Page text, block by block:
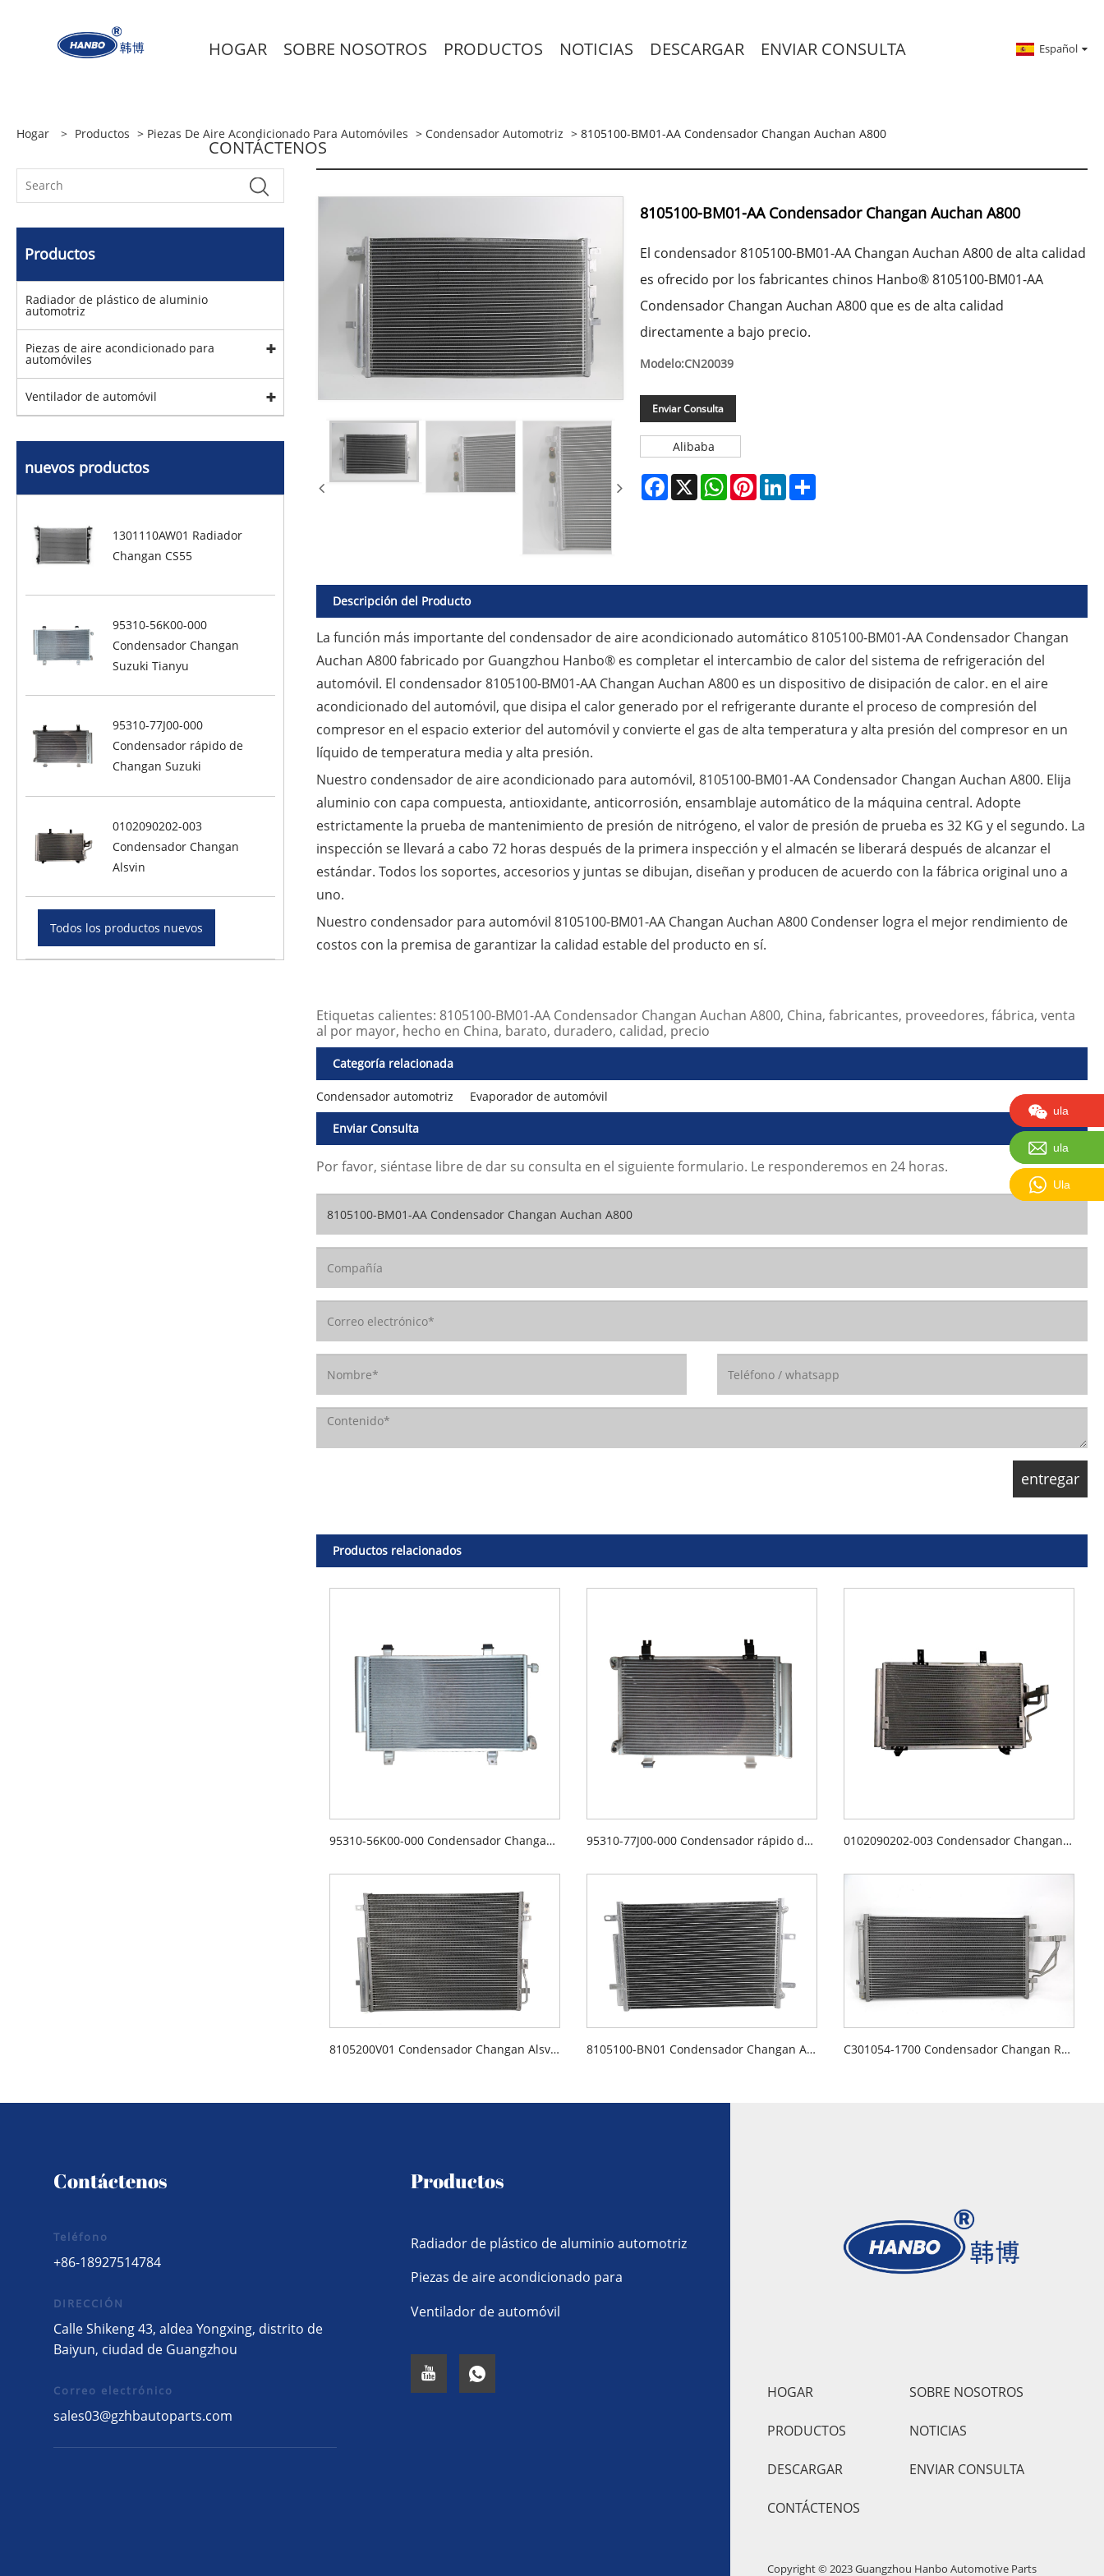
HOGAR SOBRE NOSOTROS PRODUCTOS NOTICIAS DESCARGAR ENVIAR CONSULTA
CONTÁCTENOS
Español
Hogar > Productos > Piezas De Aire Acondicionado Para Automóviles > Condensador Automotriz > 8105100-BM01-AA Condensador Changan Auchan A800
Productos
Radiador de plástico de aluminio
automotriz
Piezas de aire acondicionado para
automóviles
Ventilador de automóvil
nuevos productos
1301110AW01 Radiador
Changan CS55
95310-56K00-000
Condensador Changan
Suzuki Tianyu
95310-77J00-000
Condensador rápido de
Changan Suzuki
0102090202-003
Condensador Changan
Alsvin
Todos los productos nuevos
8105100-BM01-AA Condensador Changan Auchan A800
El condensador 8105100-BM01-AA Changan Auchan A800 de alta calidad
es ofrecido por los fabricantes chinos Hanbo® 8105100-BM01-AA
Condensador Changan Auchan A800 que es de alta calidad
directamente a bajo precio.
Modelo:CN20039
Enviar Consulta
Alibaba
Facebook
X WhatsApp
PinterestLinkedIn
Descripción del Producto
La función más importante del condensador de aire acondicionado automático 8105100-BM01-AA Condensador Changan
Auchan A800 fabricado por Guangzhou Hanbo® es completar el intercambio de calor del sistema de refrigeración del
automóvil. El condensador 8105100-BM01-AA Changan Auchan A800 es un dispositivo de disipación de calor. en el aire
acondicionado del automóvil, que disipa el calor generado por el refrigerante durante el proceso de compresión del
compresor en el espacio exterior del automóvil y convierte el gas de alta temperatura y alta presión del compresor en un
líquido de temperatura media y alta presión.
Nuestro condensador de aire acondicionado para automóvil, 8105100-BM01-AA Condensador Changan Auchan A800. Elija
aluminio con capa compuesta, antioxidante, anticorrosión, ensamblaje automático de la máquina central. Adopte
estrictamente la prueba de mantenimiento de presión de nitrógeno, el valor de presión de prueba es 32 KG y el segundo. La
inspección se llevará a cabo 72 horas después de la primera inspección y el almacén se liberará después de alcanzar el
estándar. Todos los soportes, accesorios y juntas se dibujan, diseñan y producen de acuerdo con la fábrica original uno a
uno.
Nuestro condensador para automóvil 8105100-BM01-AA Changan Auchan A800 Condenser logra el mejor rendimiento de
costos con la premisa de garantizar la calidad estable del producto en sí.
Etiquetas calientes: 8105100-BM01-AA Condensador Changan Auchan A800, China, fabricantes, proveedores, fábrica, venta
al por mayor, hecho en China, barato, duradero, calidad, precio
Categoría relacionada
Condensador automotriz Evaporador de automóvil
Enviar Consulta
Por favor, siéntase libre de dar su consulta en el siguiente formulario. Le responderemos en 24 horas.
Productos relacionados
95310-56K00-000 Condensador Changan Suzuki Tianyu 95310-77J00-000 Condensador rápido de Changan Suzuki 0102090202-003 Condensador Changan Alsvin
8105200V01 Condensador Changan Alsvin V3 8105100-BN01 Condensador Changan Alsvin V7 C301054-1700 Condensador Changan Raeton CC
Contáctenos
Teléfono
+86-18927514784
DIRECCIÓN
Calle Shikeng 43, aldea Yongxing, distrito de
Baiyun, ciudad de Guangzhou
Correo electrónico
sales03@gzhbautoparts.com
Productos
Radiador de plástico de aluminio automotriz
Piezas de aire acondicionado para
automóviles
Ventilador de automóvil
HOGAR SOBRE NOSOTROS
PRODUCTOS NOTICIAS
DESCARGAR ENVIAR CONSULTA
CONTÁCTENOS
Copyright © 2023 Guangzhou Hanbo Automotive Parts
ula
ula
Ula
Ula :+86-